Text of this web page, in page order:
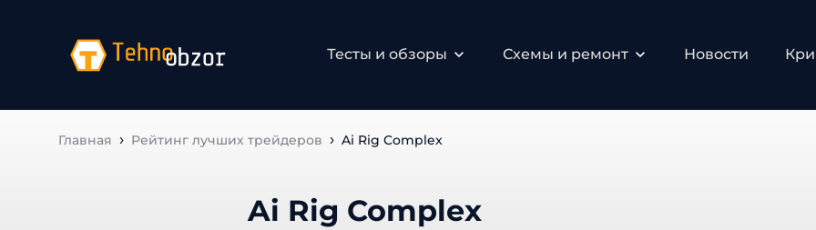
Тесты и обзоры Схемы и ремонт Новости
Главная Рейтинг лучших трейдеров Ai Rig Complex
Ai Rig Complex